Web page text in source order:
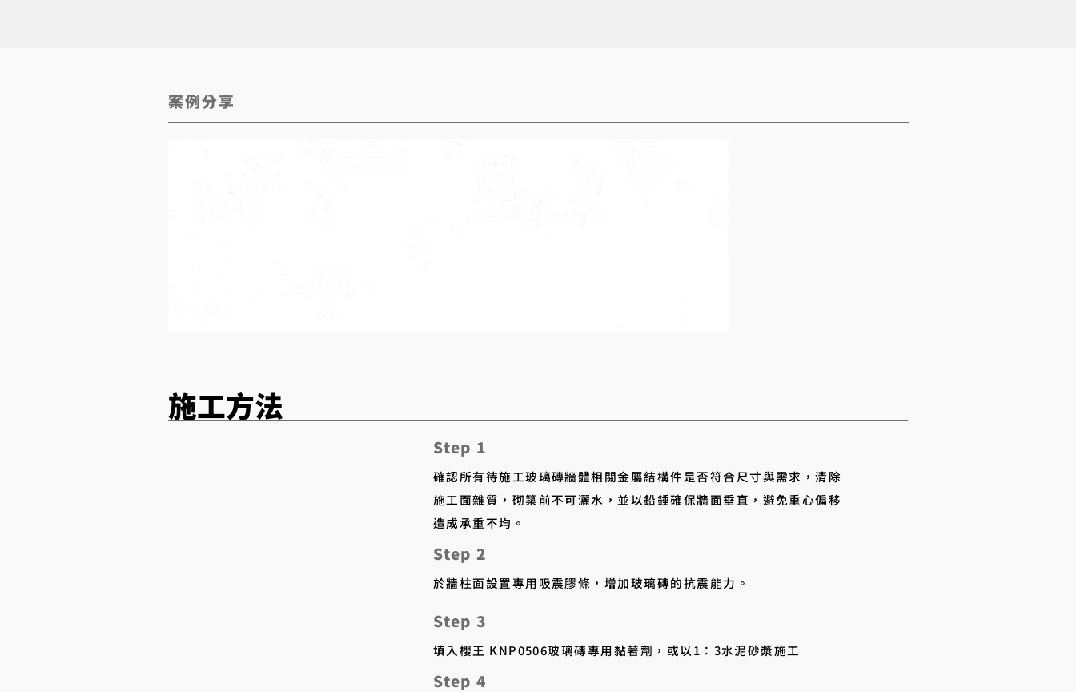
​案例分享
​施工方法
Step 1
確認所有待施工玻璃磚牆體相關金屬結構件是否符合尺寸與需求，清除
施工面雜質，砌築前不可灑水，並以鉛錘確保牆面垂直，避免重心偏移
造成承重不均。
Step 2
於牆柱面設置專用吸震膠條，增加玻璃磚的抗震能力。
Step 3
填入櫻王 KNP0506玻璃磚專用黏著劑，或以1：3水泥砂漿施工
Step 4